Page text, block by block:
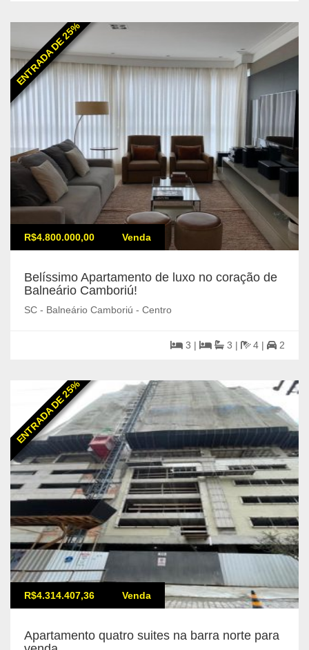
ENTRADA DE 25%
R$4.800.000,00 Venda
Belíssimo Apartamento de luxo no coração de
Balneário Camboriú!
SC - Balneário Camboriú - Centro
3 | 3 | 4 | 2
ENTRADA DE 25%
R$4.314.407,36 Venda
Apartamento quatro suites na barra norte para